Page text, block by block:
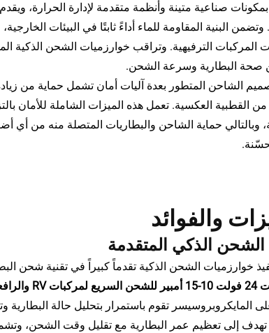
صناعية متينة وأنظمة متقدمة لإدارة الحرارة،
وتضمن البنية المقاومة للماء أداءً ثابتًا في البيئات
المركبات الترفيهية. وتراقب خوارزميات الشحن الذكية
صحة البطارية وسرعة الشحن.
الشاحن المتطور بعدة آليات أمان تشمل حماية من
من القطبية العكسية. تعمل هذه الميزات الشاملة للأمان
وبالتالي حماية الشاحن والبطاريات المتصلة منه من
والفوائد
الشحن الذكي المتقدمة
خوارزميات الشحن الذكية تقدماً كبيراً في تقنية شحن
المايكروبروسيسر تقوم باستمرار بتحليل حالة
تهدف إلى تعظيم عمر البطارية مع تقليل وقت الشحن،